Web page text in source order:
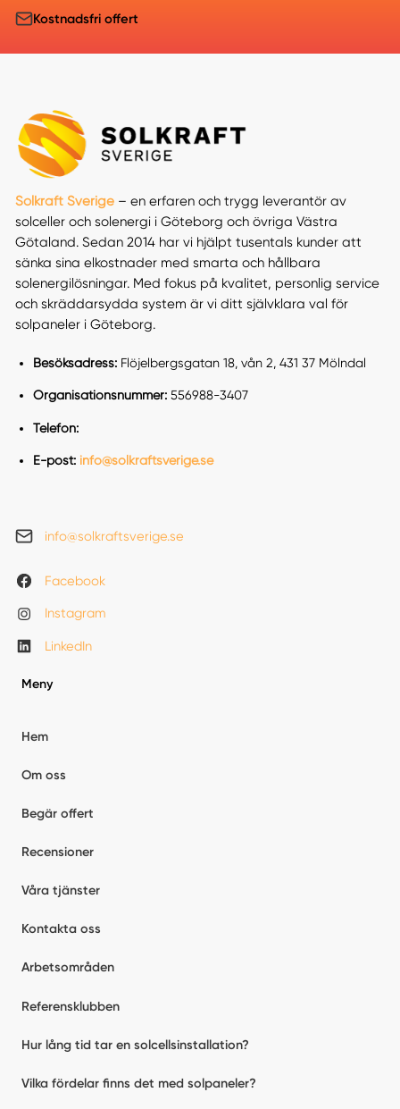
Kostnadsfri offert
Solkraft Sverige– en erfaren och trygg leverantör av
solceller och solenergi i Göteborg och övriga Västra
Götaland. Sedan 2014 har vi hjälpt tusentals kunder att
sänka sina elkostnader med smarta och hållbara
solenergilösningar. Med fokus på kvalitet, personlig service
och skräddarsydda system är vi ditt självklara val för
solpaneler i Göteborg.
Besöksadress: Flöjelbergsgatan 18, vån 2, 431 37 Mölndal
Organisationsnummer: 556988-3407
Telefon:
E-post: info@solkraftsverige.se
info@solkraftsverige.se
Facebook
Instagram
LinkedIn
Meny
Hem
Om oss
Begär offert
Recensioner
Våra tjänster
Kontakta oss
Arbetsområden
Referensklubben
Hur lång tid tar en solcellsinstallation?
Vilka fördelar finns det med solpaneler?